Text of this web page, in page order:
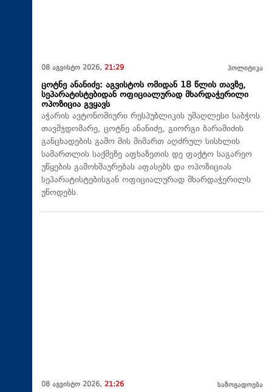
08 აგვისტო 2026, 21:29 პოლიტიკა
ცოტნე ანანიძე: აგვისტოს ომიდან 18 წლის თავზე,
სეპარატისტებიდან ოფიციალურად მხარდაჭერილი
ოპოზიცია გვყავს
აჭარის ავტონომიური რესპუბლიკის უმაღლესი საბჭოს
თავმჯდომარე, ცოტნე ანანიძე, გიორგი ბარამიძის
განცხადების გამო მის მიმართ აღძრულ სისხლის
სამართლის საქმეზე აფხაზეთის დე ფაქტო საგარეო
უწყების გამოხმაურებას აფასებს და ოპოზიციას
სეპარატისტებისგან ოფიციალურად მხარდაჭერილს
უწოდებს.
08 აგვისტო 2026, 21:26 საზოგადოება